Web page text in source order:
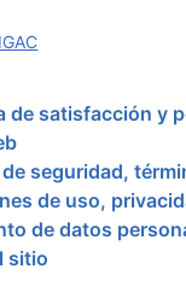
de satisfacción y
seguridad,
de uso,
de datos
sitio